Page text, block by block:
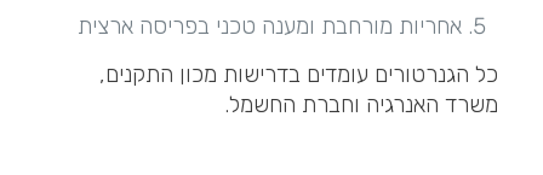
אחריות מורחבת ומענה טכני בפריסה ארצית
כל הגנרטורים עומדים בדרישות מכון התקנים,
משרד האנרגיה וחברת החשמל.